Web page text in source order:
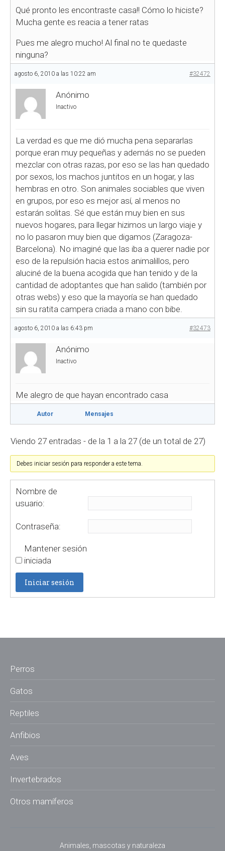
Qué pronto les encontraste casa!! Cómo lo hiciste?
Mucha gente es reacia a tener ratas
Pues me alegro mucho! Al final no te quedaste
ninguna?
agosto 6, 2010 a las 10:22 am #32472
Anónimo
Inactivo
La verdad es que me dió mucha pena separarlas
porque eran muy pequeñas y además no se pueden
mezclar con otras razas, por eso se las han quedado
por sexos, los machos juntitos en un hogar, y las
hembras en otro. Son animales sociables que viven
en grupos, por eso es mejor así, al menos no
estarán solitas. Sé que están muy bien en sus
nuevos hogares, para llegar hizimos un largo viaje y
no lo pasaron muy bien que digamos (Zaragoza-
Barcelona). No imaginé que las iba a querer nadie por
eso de la repulsión hacia estos animalillos, pero
aluciné de la buena acogida que han tenido y de la
cantidad de adoptantes que han salido (también por
otras webs) y eso que la mayoría se han quedado
sin su ratita campera criada a mano con bibe.
agosto 6, 2010 a las 6:43 pm #32473
Anónimo
Inactivo
Me alegro de que hayan encontrado casa
Autor Mensajes
Viendo 27 entradas - de la 1 a la 27 (de un total de 27)
Debes iniciar sesión para responder a este tema.
Nombre de
usuario:
Contraseña:
Mantener sesión
iniciada
Iniciar sesión
Perros
Gatos
Reptiles
Anfibios
Aves
Invertebrados
Otros mamíferos
Animales, mascotas y naturaleza